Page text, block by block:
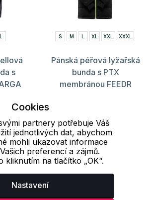
L
s
Kč
S M L XL XXL XXXL
Pánská péřová lyžařská
bunda s PTX
membránou FEEDR
dalších 24 položek
1 2 3 .. 7 8 9
Cookies
partnery potřebuje Váš
jednotlivých dat, abychom
mohli ukazovat informace
preferencí a zájmů.
kliknutím na tlačítko „OK“.
Nastavení